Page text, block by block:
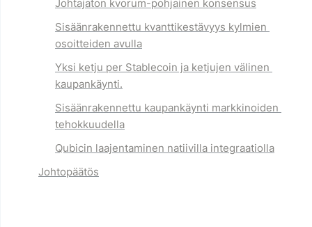
Johtajaton kvorum-pohjainen konsensus
Sisäänrakennettu kvanttikestävyys kylmien
osoitteiden avulla
Yksi ketju per Stablecoin ja ketjujen välinen
kaupankäynti.
Sisäänrakennettu kaupankäynti markkinoiden
tehokkuudella
Qubicin laajentaminen natiivilla integraatiolla
Johtopäätös